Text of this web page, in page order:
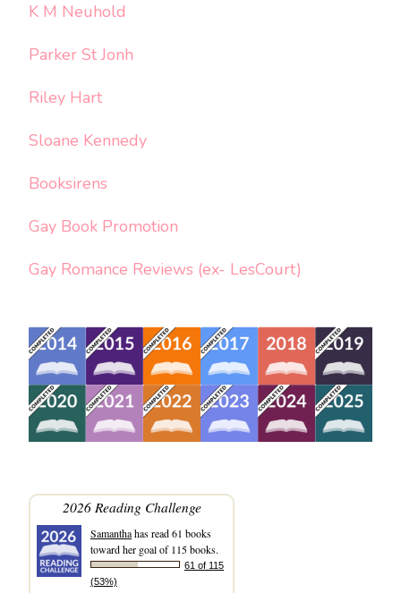
K M Neuhold
Parker St Jonh
Riley Hart
Sloane Kennedy
Booksirens
Gay Book Promotion
Gay Romance Reviews (ex- LesCourt)
2026 Reading Challenge
Samanthahas read 61 books
toward her goal of 115 books.
61 of 115
(53%)